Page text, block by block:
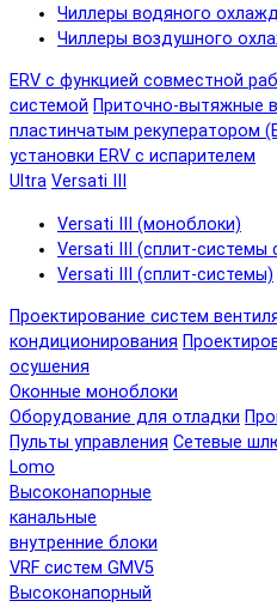
Чиллеры водяного
Чиллеры воздушного
ERV с функцией совместной
системой Приточно-вытяжные
пластинчатым рекуператором
установки ERV с испарителем
Ultra Versati III
Versati III (моноблоки)
Versati III (сплит-
Versati III (сплит-системы)
Проектирование систем
кондиционирования
осушения
Оконные моноблоки
Оборудование для отладки
Пульты управления Сетевые
Lomo
Высоконапорные
канальные
внутренние блоки
VRF систем GMV5
Высоконапорный